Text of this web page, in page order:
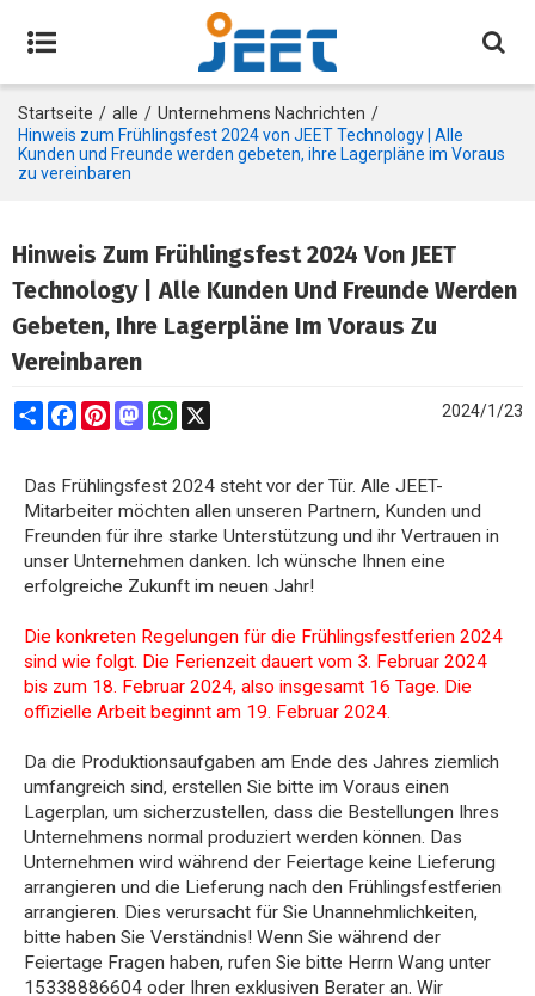
Startseite / alle / Unternehmens Nachrichten /
Hinweis zum Frühlingsfest 2024 von JEET Technology | Alle
Kunden und Freunde werden gebeten, ihre Lagerpläne im Voraus
zu vereinbaren
Hinweis Zum Frühlingsfest 2024 Von JEET
Technology | Alle Kunden Und Freunde Werden
Gebeten, Ihre Lagerpläne Im Voraus Zu
Vereinbaren
ShareFacebookPinterestMastodonWhatsApp 2024/1/23
Das Frühlingsfest 2024 steht vor der Tür. Alle JEET-
Mitarbeiter möchten allen unseren Partnern, Kunden und
Freunden für ihre starke Unterstützung und ihr Vertrauen in
unser Unternehmen danken. Ich wünsche Ihnen eine
erfolgreiche Zukunft im neuen Jahr!
Die konkreten Regelungen für die Frühlingsfestferien 2024
sind wie folgt. Die Ferienzeit dauert vom 3. Februar 2024
bis zum 18. Februar 2024, also insgesamt 16 Tage. Die
offizielle Arbeit beginnt am 19. Februar 2024.
Da die Produktionsaufgaben am Ende des Jahres ziemlich
umfangreich sind, erstellen Sie bitte im Voraus einen
Lagerplan, um sicherzustellen, dass die Bestellungen Ihres
Unternehmens normal produziert werden können. Das
Unternehmen wird während der Feiertage keine Lieferung
arrangieren und die Lieferung nach den Frühlingsfestferien
arrangieren. Dies verursacht für Sie Unannehmlichkeiten,
bitte haben Sie Verständnis! Wenn Sie während der
Feiertage Fragen haben, rufen Sie bitte Herrn Wang unter
15338886604 oder Ihren exklusiven Berater an. Wir